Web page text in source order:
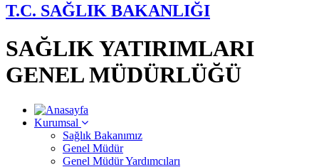
T.C. SAĞLIK BAKANLIĞI
SAĞLIK YATIRIMLARI
GENEL MÜDÜRLÜĞÜ
Kurumsal
Sağlık Bakanımız
Genel Müdür
Genel Müdür Yardımcıları